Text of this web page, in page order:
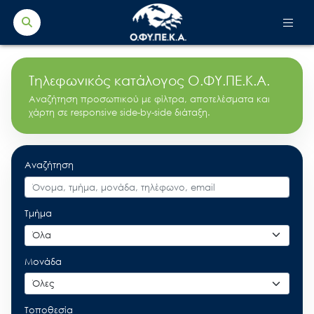
Search
for:
Τηλεφωνικός κατάλογος Ο.ΦΥ.ΠΕ.Κ.Α.
Αναζήτηση προσωπικού με φίλτρα, αποτελέσματα και
χάρτη σε responsive side-by-side διάταξη.
Αναζήτηση
Τμήμα
Μονάδα
Τοποθεσία